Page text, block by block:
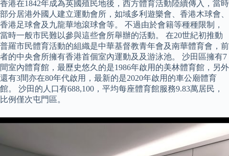
香港在1842年成為英國殖民地後，西方體育活動陸續傳入，當時
部分居港外國人建立運動會所，如域多利遊樂會、香港木球會、
香港足球會及九龍華地滾球會等。 不過由於會籍等種種限制，
當時一般市民難以參與這些會所舉辦的活動。 在20世紀初推動
普羅市民體育活動的組織是中華基督教青年會及南華體育會，前
者的中央會所擁有香港首個室內運動及及游泳池。 沙田區擁有7
間室內體育館，最歷史悠久的是1986年啟用的美林體育館，另外
還有3間亦在80年代啟用，最新的是2020年啟用的車公廟體育
館。 沙田的人口有688,100，平均每座體育館服務9.83萬居民，
比例僅次屯門區。